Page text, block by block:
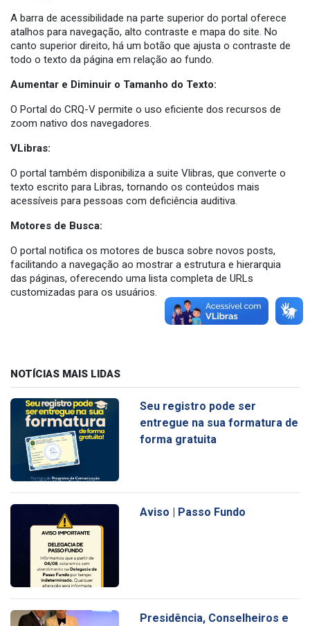
A barra de acessibilidade na parte superior do portal oferece
atalhos para navegação, alto contraste e mapa do site. No
canto superior direito, há um botão que ajusta o contraste de
todo o texto da página em relação ao fundo.
Aumentar e Diminuir o Tamanho do Texto:
O Portal do CRQ-V permite o uso eficiente dos recursos de
zoom nativo dos navegadores.
VLibras:
O portal também disponibiliza a suite Vlibras, que converte o
texto escrito para Libras, tornando os conteúdos mais
acessíveis para pessoas com deficiência auditiva.
Motores de Busca:
O portal notifica os motores de busca sobre novos posts,
facilitando a navegação ao mostrar a estrutura e hierarquia
das páginas, oferecendo uma lista completa de URLs
customizadas para os usuários.
NOTÍCIAS MAIS LIDAS
Seu registro pode ser
entregue na sua formatura de
forma gratuita
Aviso | Passo Fundo
Presidência, Conselheiros e